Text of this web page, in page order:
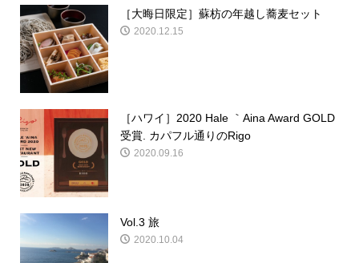
［大晦日限定］蘇枋の年越し蕎麦セット
2020.12.15
［ハワイ］2020 Hale ｀Aina Award GOLD
受賞. カパフル通りのRigo
2020.09.16
Vol.3 旅
2020.10.04